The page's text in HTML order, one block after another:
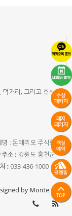
거리, 그리고 휴식이
: 몬테리오 주식회사
주소 : 강원도 홍천군
: 033-436-1000
|
by Monte rio.